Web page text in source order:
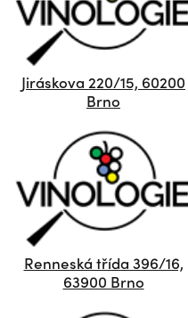
Jiráskova 220/15, 60200
Brno
Renneská třída 396/16,
63900 Brno